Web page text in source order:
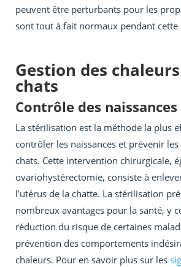
peuvent être perturbants pour les
sont tout à fait normaux pendant cette
Gestion des
chats
Contrôle des naissances
La stérilisation est la méthode la plus
contrôler les naissances et prévenir
chats. Cette intervention chirurgicale,
ovariohystérectomie, consiste à
l’utérus de la chatte. La stérilisation
nombreux avantages pour la santé, y
réduction du risque de certaines
prévention des comportements
chaleurs. Pour en savoir plus sur les